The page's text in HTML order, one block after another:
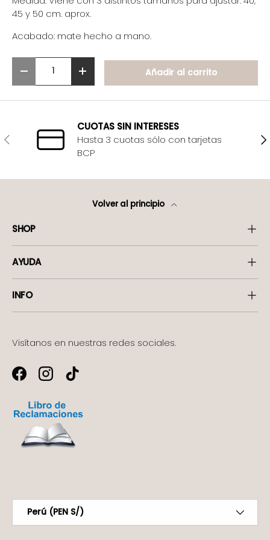
45 y 50 cm. aprox.
Acabado: mate hecho a mano.
-
+ Añadir al carrito
Anterior
CUOTAS SIN INTERESES
Hasta 3 cuotas sólo con tarjetas
BCP
Volver al principio
SHOP
AYUDA
INFO
Visítanos en nuestras redes sociales.
FacebookInstagram
TikTok
País/Región
Perú (PEN S/)